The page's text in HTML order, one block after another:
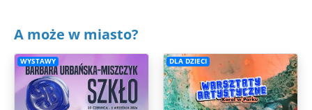
A może w miasto?
WYSTAWY DLA DZIECI